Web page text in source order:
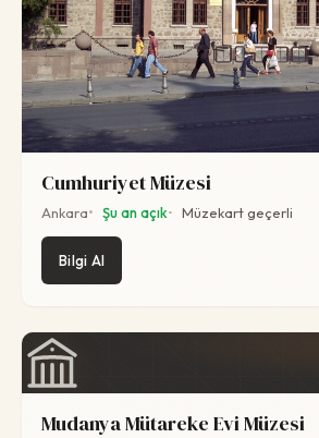
Cumhuriyet Müzesi
Ankara Şu an açık Müzekart geçerli
Bilgi Al
Mudanya Mütareke Evi Müzesi